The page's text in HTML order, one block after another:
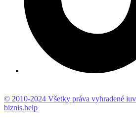
© 2010-2024 Všetky práva vyhradené
biznis.help